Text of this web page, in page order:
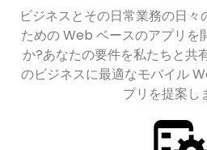
ビジネスとその日常業務の日
ための Web ベースのアプリを
か?あなたの要件を私たちと共
のビジネスに最適なモバイル
プリを提案し